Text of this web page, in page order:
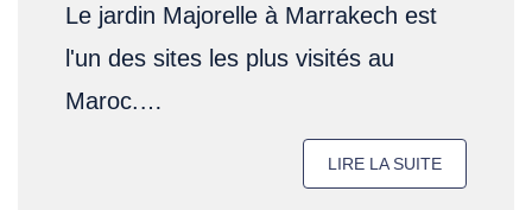
Le jardin Majorelle à Marrakech est
l'un des sites les plus visités au
Maroc.…
LIRE LA SUITE